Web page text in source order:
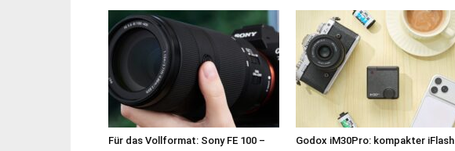
Für das Vollformat: Sony FE 100 –
Godox iM30Pro: kompakter iFlash